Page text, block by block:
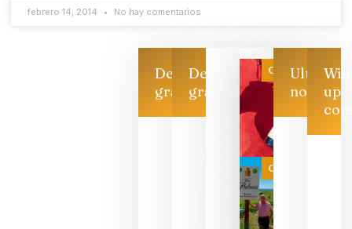
febrero 14, 2014 No hay comentarios
Descarga
gratis
Descarga
gratis
Categoría
Categoría
Ultimas
noticias
up